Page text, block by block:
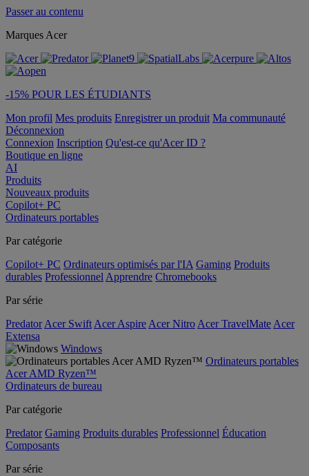
Passer au contenu
Marques Acer
-15% POUR LES ÉTUDIANTS
Mon profil Mes produits Enregistrer un produit Ma communauté
Déconnexion
Connexion Inscription Qu'est-ce qu'Acer ID ?
Boutique en ligne
AI
Produits
Nouveaux produits
Copilot+ PC
Ordinateurs portables
Par catégorie
Copilot+ PC Ordinateurs optimisés par l'IA Gaming Produits
durables Professionnel Apprendre Chromebooks
Par série
Predator Acer Swift Acer Aspire Acer Nitro Acer TravelMate Acer
Extensa
Windows
Ordinateurs portables
Acer AMD Ryzen™
Ordinateurs de bureau
Par catégorie
Predator Gaming Produits durables Professionnel Éducation
Composants
Par série